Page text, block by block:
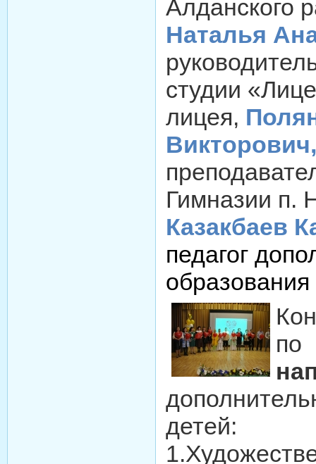
Алданского
Наталья
студии
лицея,
Викторович,
Гимназии п.
Казакбаев
педагог
по
детей: